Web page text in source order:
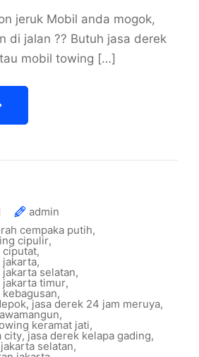
jeruk Mobil anda mogok,
di jalan ?? Butuh jasa derek
mobil towing […]
admin
cempaka putih,
cipulir,
ciputat,
,
selatan,
timur,
,
,jasa derek 24 jam meruya,
,
keramat jati,
city,jasa derek kelapa gading,
selatan,